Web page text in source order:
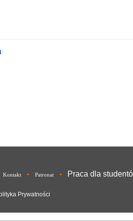
Kontakt • Patronat • Praca dla
Prywatności